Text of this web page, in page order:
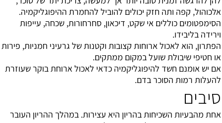
אלכוהול, קפה ותה חזק יכולים להוביל להחמרת ההיפוגליקמיה.
הסימפטומים כוללים אי שקט, דיכאון, סחרחורות, שכחה, עייפות
וירידה בליבידו.
הפתרון, הוא לאכול ארוחות קצובות וקטנות של גרעיני חמניות, פירות
או חטיפי שיבולת שועל במקום ממתקים.
אם יש אומנם חשד להיפוגליקמיה כדאי לאכול ארוחת בוקר שעוזרת
להעלות רמות הסוכר בדם.
סיבים
אחת מהבעיות השכיחות בהריון היא עצירות. במהלך ההריון העובר